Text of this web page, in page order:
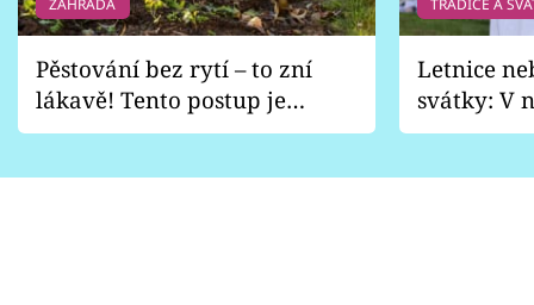
ZAHRADA
Pěstování bez rytí – to zní
lákavě! Tento postup je
vhodný jen pro některé
TRADICE A
Letnice
svátky: V
pondělí